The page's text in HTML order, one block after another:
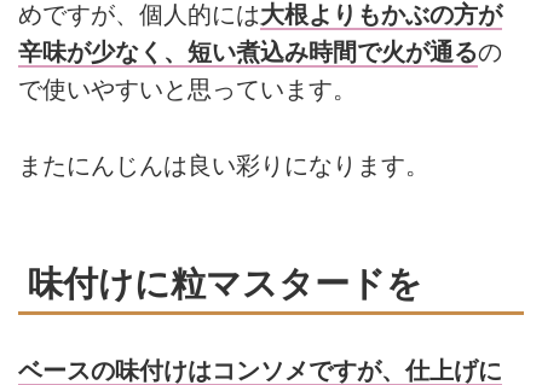
めですが、個人的には大根よりもかぶの方が
辛味が少なく、短い煮込み時間で火が通るの
で使いやすいと思っています。
またにんじんは良い彩りになります。
味付けに粒マスタードを
ベースの味付けはコンソメですが、仕上げに